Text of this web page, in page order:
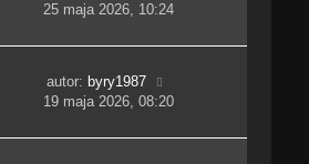
25 maja 2026, 10:24
autor: byry1987
19 maja 2026, 08:20